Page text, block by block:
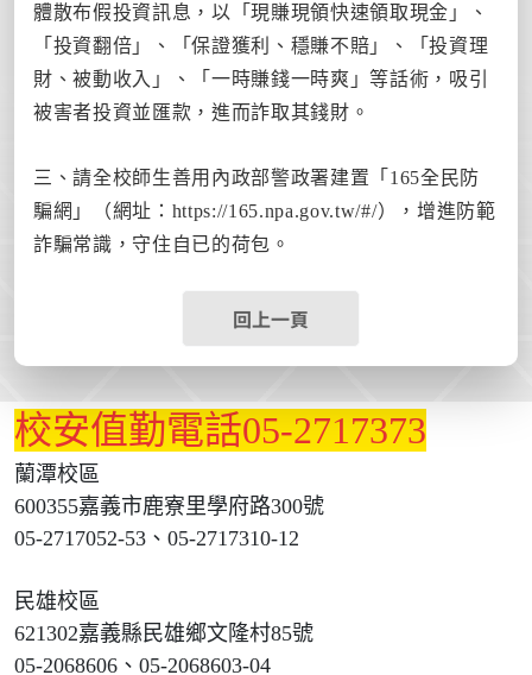
體散布假投資訊息，以「現賺現領快速領取現金」、
「投資翻倍」、「保證獲利、穩賺不賠」、「投資理
財、被動收入」、「一時賺錢一時爽」等話術，吸引
被害者投資並匯款，進而詐取其錢財。
三、請全校師生善用內政部警政署建置「165全民防
騙網」（網址：https://165.npa.gov.tw/#/），增進防範
詐騙常識，守住自已的荷包。
回上一頁
校安值勤電話05-2717373
蘭潭校區
600355嘉義市鹿寮里學府路300號
05-2717052-53、05-2717310-12
民雄校區
621302嘉義縣民雄鄉文隆村85號
05-2068606、05-2068603-04